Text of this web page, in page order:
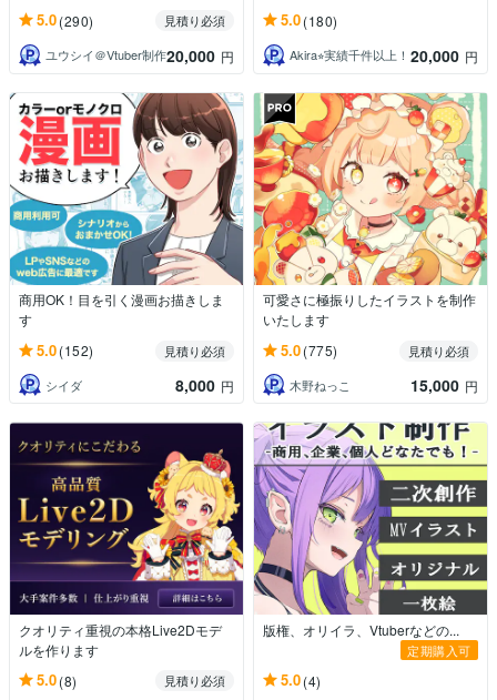
5.0(290)
見積り必須
ユウシイ＠Vtuber制作20,000 円
5.0(180)
Akira⭐︎実績千件以上！ 20,000 円
商用OK！目を引く漫画お描きしま
す
5.0(152)
見積り必須
シイダ
8,000 円
可愛さに極振りしたイラストを制作
いたします
5.0(775)
見積り必須
木野ねっこ
15,000 円
クオリティ重視の本格Live2Dモデ
ルを作ります
5.0(8)
見積り必須
版権、オリイラ、Vtuberなどの...
定期購入可
5.0(4)